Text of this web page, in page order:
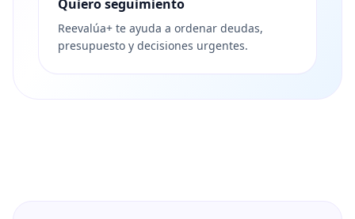
Quiero seguimiento
Reevalúa+ te ayuda a ordenar deudas,
presupuesto y decisiones urgentes.